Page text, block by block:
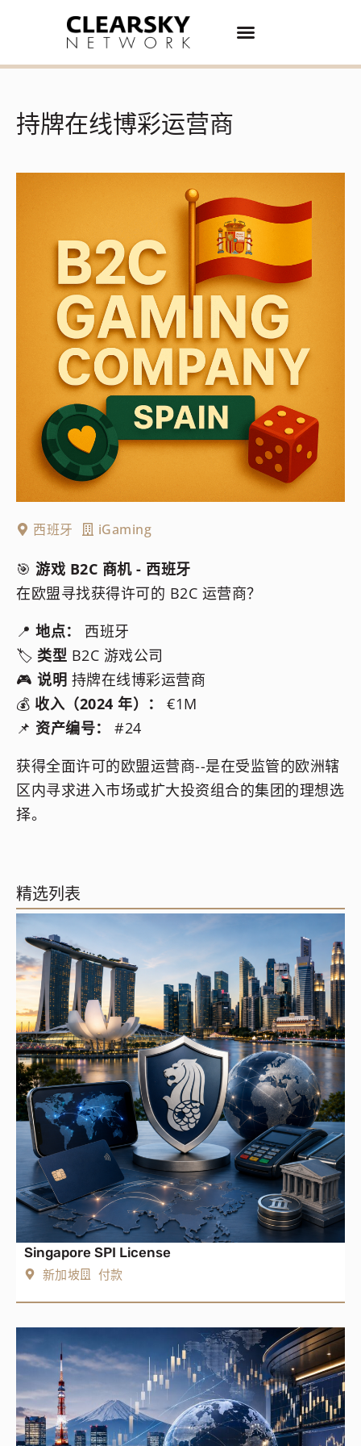
持牌在线博彩运营商
西班牙 iGaming
🎯 游戏 B2C 商机 - 西班牙
在欧盟寻找获得许可的 B2C 运营商？
📍 地点：
西班牙
🏷️ 类型 B2C 游戏公司
🎮 说明 持牌在线博彩运营商
💰 收入（2024 年）：
€1M
📌 资产编号：
#24
获得全面许可的欧盟运营商--是在受监管的欧洲辖
区内寻求进入市场或扩大投资组合的集团的理想选
择。
精选列表
Singapore SPI License
新加坡
付款